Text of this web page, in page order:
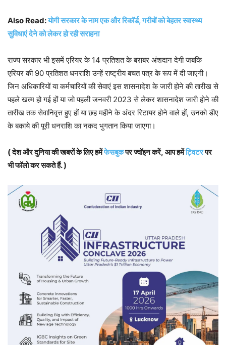
Also Read:योगी सरकार के नाम एक और रिकॉर्ड, गरीबों को बेहतर स्वास्थ्य
सुविधाएं देने को लेकर हो रही सराहना
राज्य सरकार भी इसमें एरियर के 14 प्रतिशत के बराबर अंशदान देगी जबकि
एरियर की 90 प्रतिशत धनराशि उन्हें राष्ट्रीय बचत पत्र के रूप में दी जाएगी।
जिन अधिकारियों या कर्मचारियों की सेवाएं इस शासनादेश के जारी होने की तारीख से
पहले खत्म हो गई हों या जो पहली जनवरी 2023 से लेकर शासनादेश जारी होने की
तारीख तक सेवानिवृत्त हुए हों या छह महीने के अंदर रिटायर होने वाले हों, उनको डीए
के बकाये की पूरी धनराशि का नकद भुगतान किया जाएगा।
( देश और दुनिया की खबरों के लिए हमेंफेसबुकपर ज्वॉइन करें, आप हमेंट्विटरपर
भी फॉलो कर सकते हैं. )